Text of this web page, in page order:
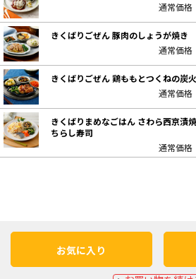
通常価格
きくばりごぜん 豚肉のしょうが焼き
通常価格
きくばりごぜん 鶏ももとつくねの炭
通常価格
きくばりまめなごはん さわら西京漬
ちらし寿司
通常価格
お気に入り